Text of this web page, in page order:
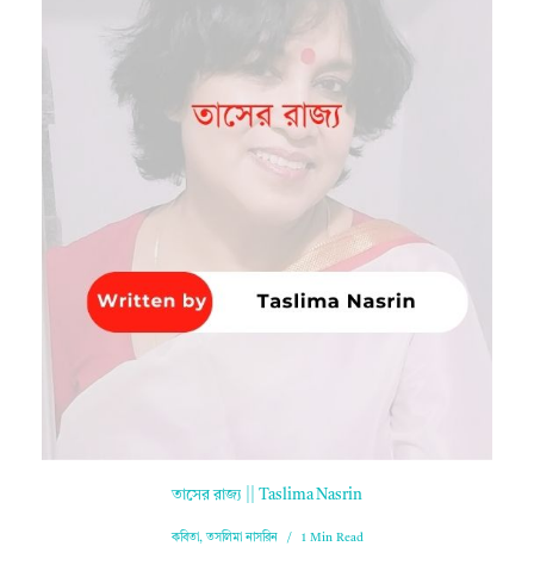
তাসের রাজ্য || Taslima Nasrin
কবিতা,তসলিমা নাসরিন 1 Min Read